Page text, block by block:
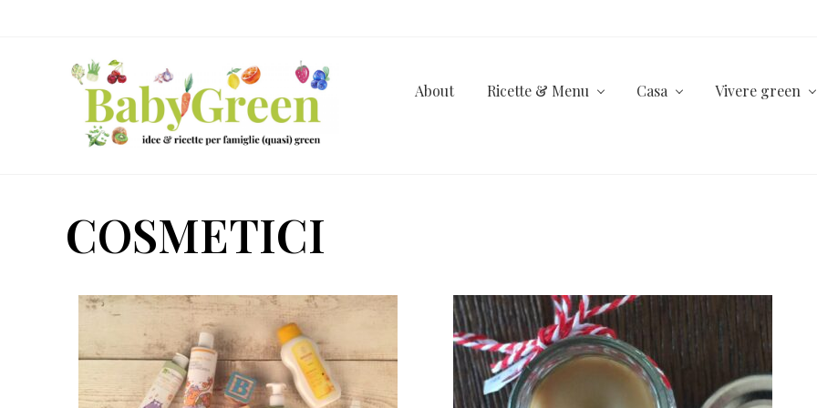
ricette
famiglie
green
About Ricette & Menu Casa Vivere green
COSMETICI